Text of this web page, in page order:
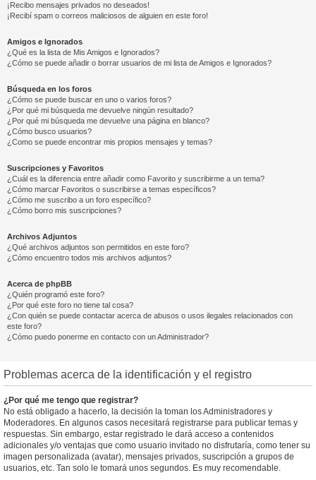
¡Recibo mensajes privados no deseados!
¡Recibí spam o correos maliciosos de alguien en este foro!
Amigos e Ignorados
¿Qué es la lista de Mis Amigos e Ignorados?
¿Cómo se puede añadir o borrar usuarios de mi lista de Amigos e Ignorados?
Búsqueda en los foros
¿Cómo se puede buscar en uno o varios foros?
¿Por qué mi búsqueda me devuelve ningún resultado?
¿Por qué mi búsqueda me devuelve una página en blanco?
¿Cómo busco usuarios?
¿Como se puede encontrar mis propios mensajes y temas?
Suscripciones y Favoritos
¿Cuál es la diferencia entre añadir como Favorito y suscribirme a un tema?
¿Cómo marcar Favoritos o suscribirse a temas específicos?
¿Cómo me suscribo a un foro específico?
¿Cómo borro mis suscripciones?
Archivos Adjuntos
¿Qué archivos adjuntos son permitidos en este foro?
¿Cómo encuentro todos mis archivos adjuntos?
Acerca de phpBB
¿Quién programó este foro?
¿Por qué este foro no tiene tal cosa?
¿Con quién se puede contactar acerca de abusos o usos ilegales relacionados con
este foro?
¿Cómo puedo ponerme en contacto con un Administrador?
Problemas acerca de la identificación y el registro
¿Por qué me tengo que registrar?
No está obligado a hacerlo, la decisión la toman los Administradores y
Moderadores. En algunos casos necesitará registrarse para publicar temas y
respuestas. Sin embargo, estar registrado le dará acceso a contenidos
adicionales y/o ventajas que como usuario invitado no disfrutaría, como tener su
imagen personalizada (avatar), mensajes privados, suscripción a grupos de
usuarios, etc. Tan solo le tomará unos segundos. Es muy recomendable.